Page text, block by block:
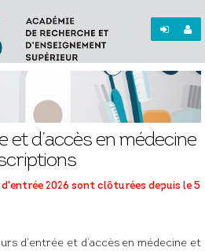
et d’accès en médecine
2026 sont clôturées depuis le 5
d’entrée et d’accès en médecine et